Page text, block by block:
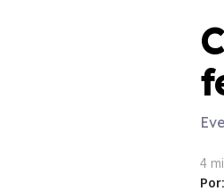
4
Por: